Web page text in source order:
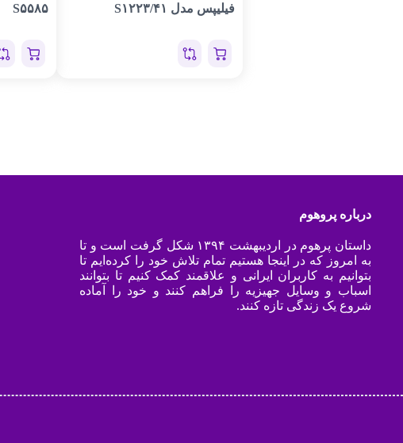
فیلیپس مدل S۱۲۲۳/۴۱
S۵۵۸۵
درباره پروهوم
داستان پرهوم در اردیبهشت ۱۳۹۴ شکل گرفت است و تا
به امروز که در اینجا هستیم تمام تلاش خود را کرده‌ایم تا
بتوانیم به کاربران ایرانی و علاقمند کمک کنیم تا بتوانند
اسباب و وسایل جهیزیه را فراهم کنند و خود را آماده
شروع یک زندگی تازه کنند.